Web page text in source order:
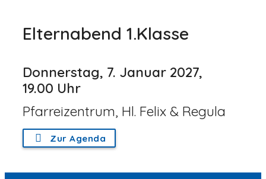
Elternabend 1.Klasse
Donnerstag, 7. Januar 2027,
19.00 Uhr
Pfarreizentrum, Hl. Felix & Regula
Zur Agenda